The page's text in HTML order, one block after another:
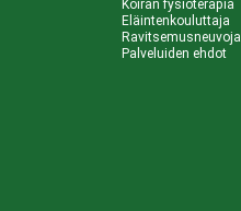
Koiran fysioterapia
Eläintenkouluttaja
Ravitsemusneuvoja
Palveluiden ehdot